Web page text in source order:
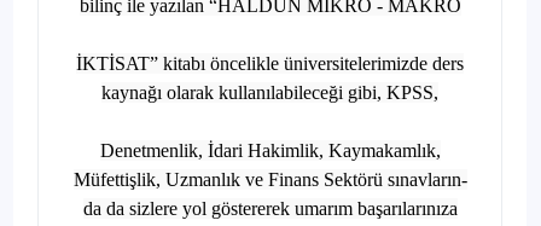
bilinç ile yazılan “HALDUN MİKRO - MAKRO
İKTİSAT” kitabı öncelikle üniversitelerimizde ders
kaynağı olarak kullanılabileceği gibi, KPSS,
Denetmenlik, İdari Hakimlik, Kaymakamlık,
Müfettişlik, Uzmanlık ve Finans Sektörü sınavların-
da da sizlere yol göstererek umarım başarılarınıza